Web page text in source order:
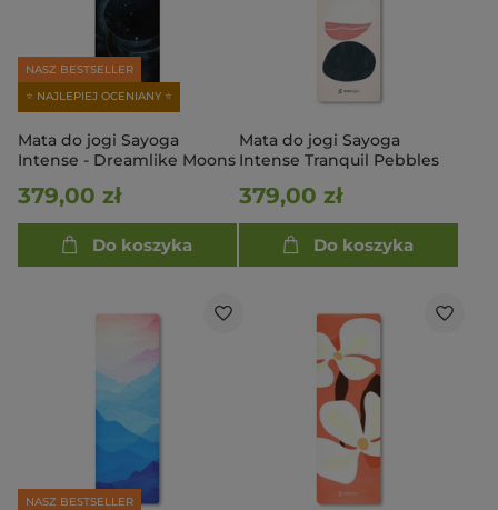
NASZ BESTSELLER
⭐ NAJLEPIEJ OCENIANY ⭐
Mata do jogi Sayoga
Intense - Dreamlike Moons
379,00 zł
Do koszyka
Mata do jogi Sayoga
Intense Tranquil Pebbles
379,00 zł
Do koszyka
NASZ BESTSELLER